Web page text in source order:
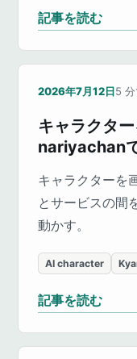
記事を読む
2026年7月12日5
キャラクタ
nariyachan
キャラクターを
とサービスの間
動かす。
AI character
記事を読む